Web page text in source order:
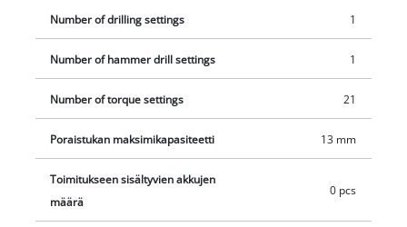
lisäkahvan avulla. LED-valo tarjoaa hyvän näkyvyyden
työalueelle myös heikossa valaistuksessa. Turvalliseen
säilytykseen akkuiskuporakone voidaan kiinnittää helposti
vyölle vyöklipsillä. Akku ja laturi eivät sisälly toimitukseen. Ne
ovat saatavana erikseen.
Number of drilling settings 1
Number of hammer drill settings 1
Number of torque settings 21
Poraistukan maksimikapasiteetti 13 mm
Toimitukseen sisältyvien akkujen
määrä
0 pcs